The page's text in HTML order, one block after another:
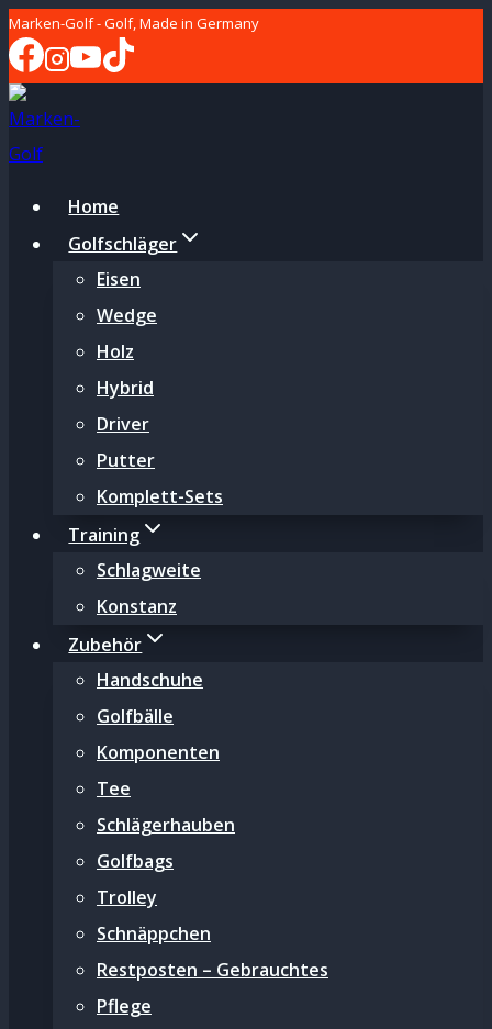
Zum
Inhalt
springen
Marken-Golf - Golf, Made in Germany
Home
Golfschläger
Eisen
Wedge
Holz
Hybrid
Driver
Putter
Komplett-Sets
Training
Schlagweite
Konstanz
Zubehör
Handschuhe
Golfbälle
Komponenten
Tee
Schlägerhauben
Golfbags
Trolley
Schnäppchen
Restposten – Gebrauchtes
Pflege